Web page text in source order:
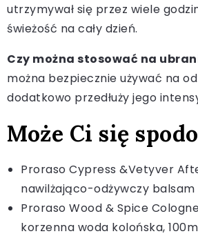
utrzymywał się przez wiele
świeżość na cały dzień.
Czy można stosować na
można bezpiecznie używać na
dodatkowo przedłuży jego
Może Ci się
Proraso Cypress &Vetyver
nawilżająco-odżywczy balsam
Proraso Wood & Spice
korzenna woda kolońska,